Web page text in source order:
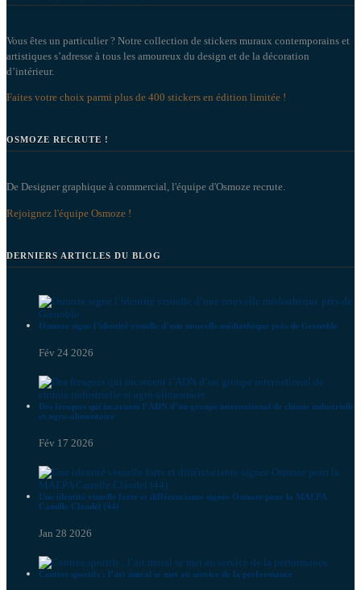
Vous êtes un particulier ? Notre collection de stickers muraux contemporains et
artistiques s’adresse à tous les amoureux du design et de la décoration
d’intérieur.
Faites votre choix parmi plus de 400 stickers en édition limitée !
OSMOZE RECRUTE !
De Designer graphique à commercial, l'équipe d'Osmoze recrute.
Rejoignez l'équipe Osmoze !
DERNIERS ARTICLES DU BLOG
Osmoze signe l’identité visuelle d’une nouvelle médiathèque près de Grenoble
Fév 24 2026
Des fresques qui incarnent l’ADN d’un groupe international de chimie industrielle
et agro-alimentaire
Fév 17 2026
Une identité visuelle forte et différenciante signée Osmoze pour la MAEPA
Camille Claudel (44)
Jan 28 2026
Centres sportifs : l’art mural se met au service de la performance